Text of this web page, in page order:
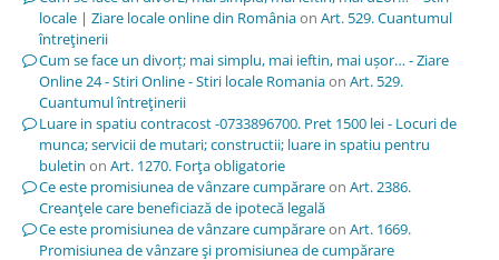
locale | Ziare locale online din Româniaon Art. 529. Cuantumul
întreţinerii
Cum se face un divorț; mai simplu, mai ieftin, mai ușor… - Ziare
Online 24 - Stiri Online - Stiri locale Romaniaon Art. 529.
Cuantumul întreţinerii
Luare in spatiu contracost -0733896700. Pret 1500 lei - Locuri de
munca; servicii de mutari; constructii; luare in spatiu pentru
buletin on Art. 1270. Forţa obligatorie
Ce este promisiunea de vânzare cumpărareon Art. 2386.
Creanţele care beneficiază de ipotecă legală
Ce este promisiunea de vânzare cumpărareon Art. 1669.
Promisiunea de vânzare şi promisiunea de cumpărare